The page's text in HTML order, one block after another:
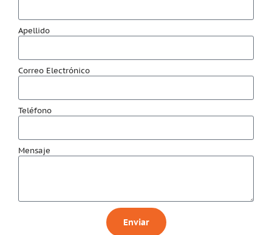
Apellido
Correo Electrónico
Teléfono
Mensaje
Enviar